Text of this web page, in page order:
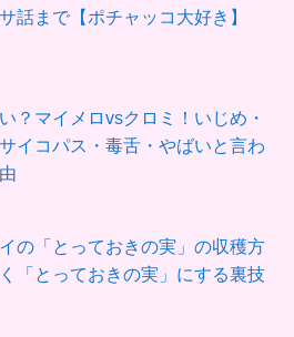
話まで【ポチャッコ大好き】
？マイメロvsクロミ！いじめ・
イコパス・毒舌・やばいと言わ
の「とっておきの実」の収穫方
「とっておきの実」にする裏技